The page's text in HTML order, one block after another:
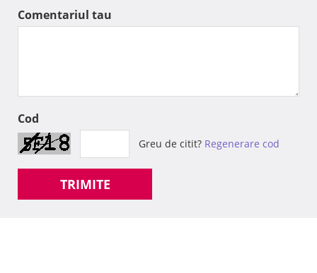
Comentariul tau
Cod
Greu de citit? Regenerare cod
TRIMITE